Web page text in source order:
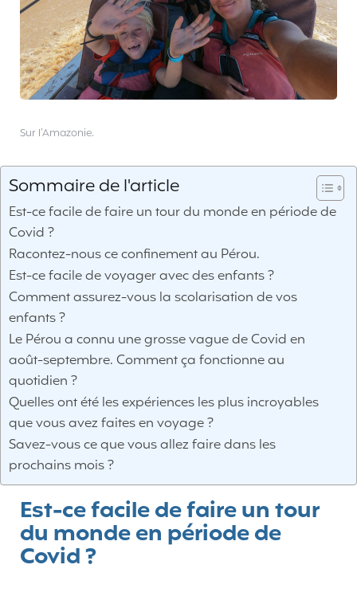
Sur l’Amazonie.
Sommaire de l'article
Est-ce facile de faire un tour du monde en période de
Covid ?
Racontez-nous ce confinement au Pérou.
Est-ce facile de voyager avec des enfants ?
Comment assurez-vous la scolarisation de vos
enfants ?
Le Pérou a connu une grosse vague de Covid en
août-septembre. Comment ça fonctionne au
quotidien ?
Quelles ont été les expériences les plus incroyables
que vous avez faites en voyage ?
Savez-vous ce que vous allez faire dans les
prochains mois ?
Est-ce facile de faire un tour
du monde en période de
Covid ?